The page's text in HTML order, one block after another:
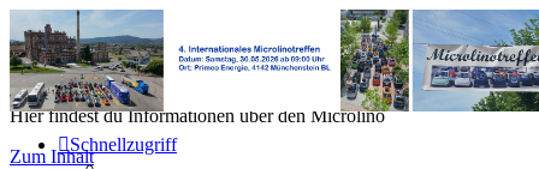
Microlino Forum
Hier findest du Informationen über den Microlino
Zum Inhalt
Schnellzugriff